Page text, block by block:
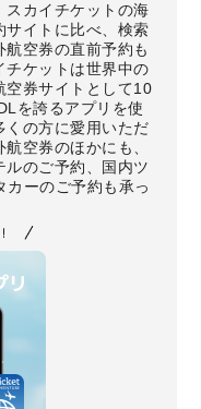
スカイチケットの海
サイトに比べ、検索
空券の直前予約も
チケットは世界中の
空券サイトとして10
を誇るアプリを使
くの方に愛用いただ
空券のほかにも、
ルのご予約、国内ツ
ーのご予約も承っ